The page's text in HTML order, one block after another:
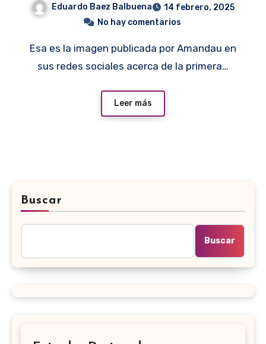
Eduardo Baez Balbuena
14 febrero, 2025
No hay comentarios
Esa es la imagen publicada por Amandau en
sus redes sociales acerca de la primera…
Leer más
Buscar
Buscar